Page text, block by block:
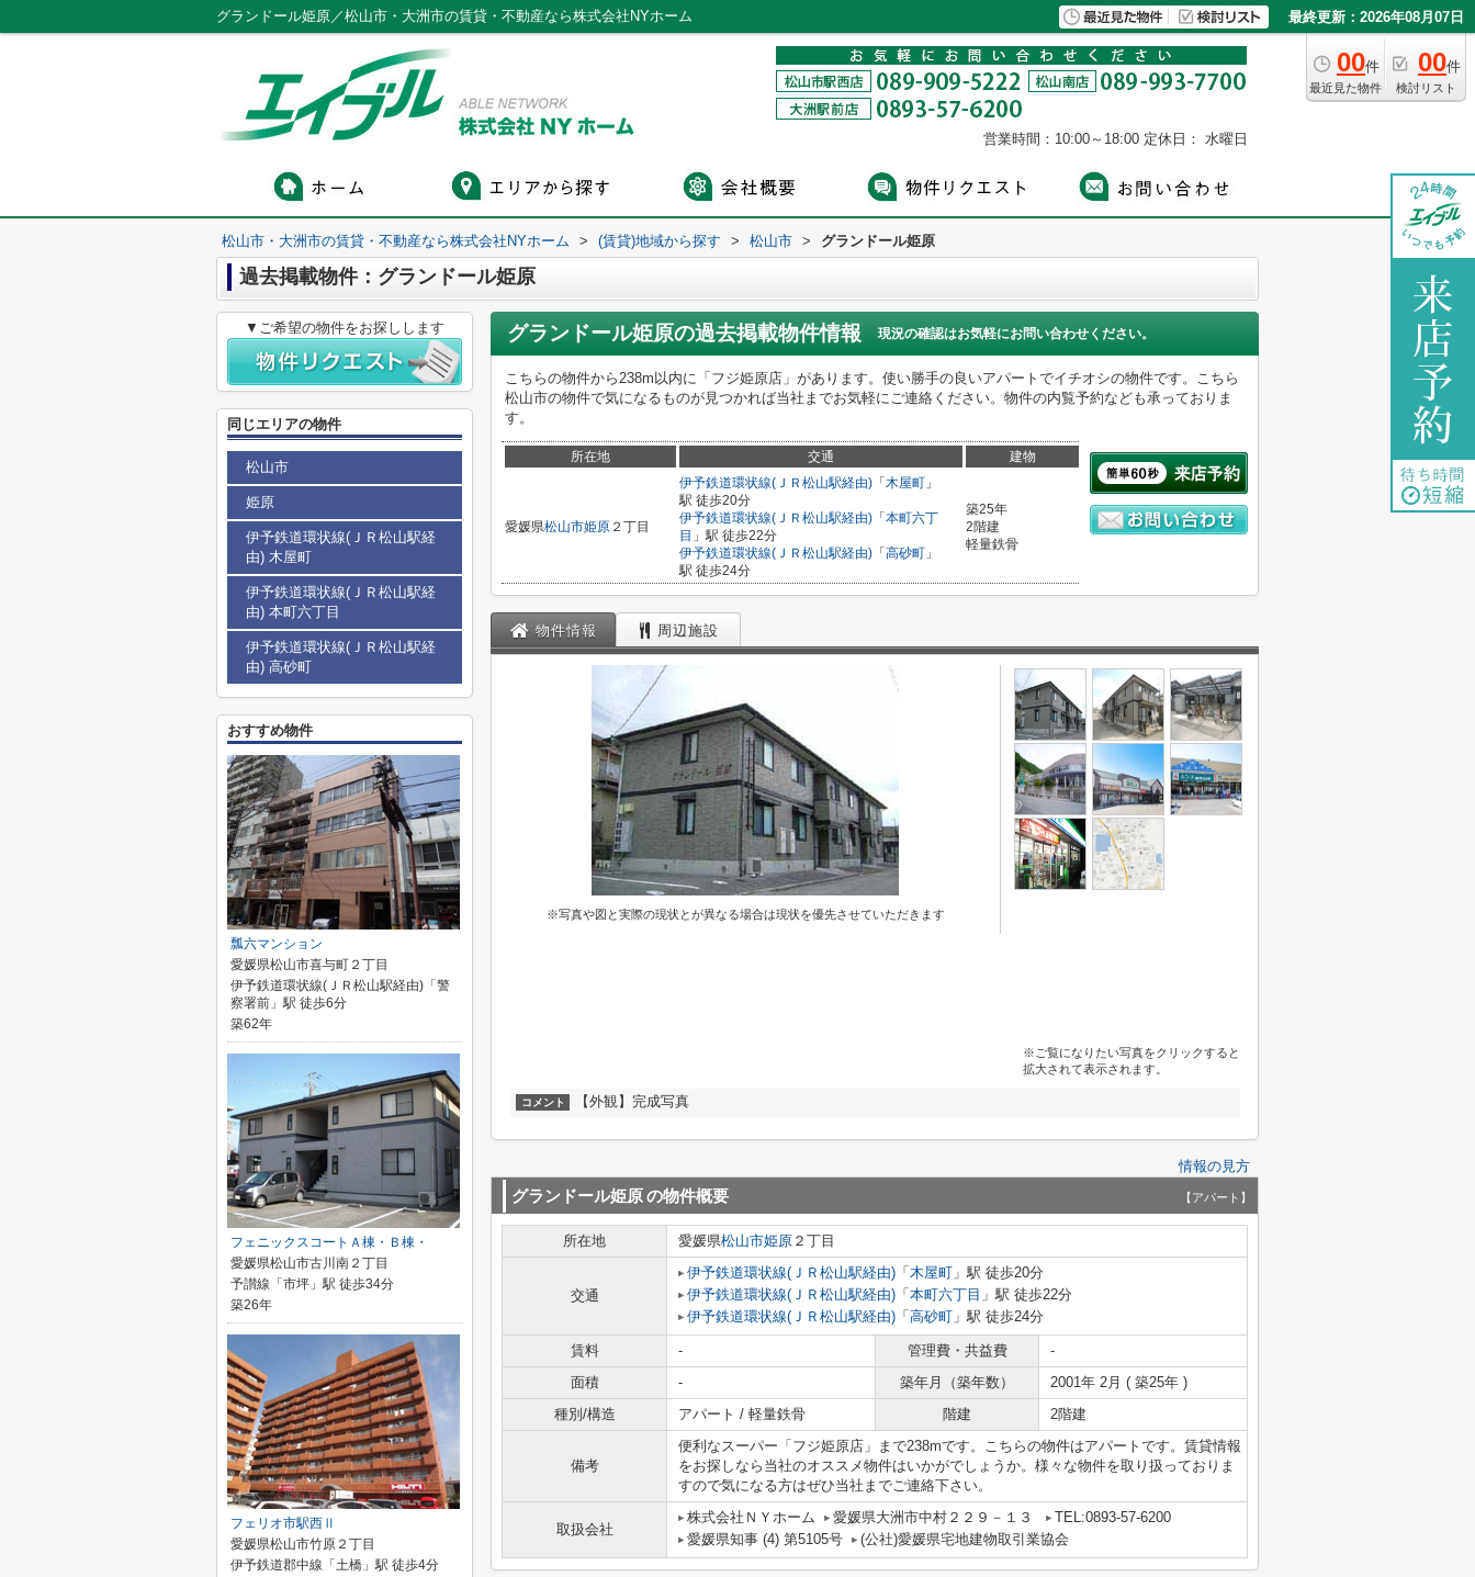
グランドール姫原／松山市・大洲市の賃貸・不動産なら株式会社NYホーム 最終更新：2026年08月07日
00件
最近見た物件
00件
検討リスト
営業時間：10:00～18:00 定休日： 水曜日
松山市・大洲市の賃貸・不動産なら株式会社NYホーム > (賃貸)地域から探す > 松山市 > グランドール姫原
過去掲載物件：グランドール姫原
グランドール姫原の過去掲載物件情報 現況の確認はお気軽にお問い合わせください。
こちらの物件から238m以内に「フジ姫原店」があります。使い勝手の良いアパートでイチオシの物件です。こちら
松山市の物件で気になるものが見つかれば当社までお気軽にご連絡ください。物件の内覧予約なども承っておりま
す。
所在地 交通 建物
愛媛県松山市姫原 ２丁目
伊予鉄道環状線(ＪＲ松山駅経由) 「 木屋町 」
駅 徒歩20分
伊予鉄道環状線(ＪＲ松山駅経由) 「 本町六丁
目 」駅 徒歩22分
伊予鉄道環状線(ＪＲ松山駅経由) 「 高砂町 」
駅 徒歩24分
築25年
2階建
軽量鉄骨
物件情報 周辺施設
※写真や図と実際の現状とが異なる場合は現状を優先させていただきます
※ご覧になりたい写真をクリックすると
拡大されて表示されます。
コメント 【外観】完成写真
情報の見方
グランドール姫原 の物件概要 【アパート】
所在地 愛媛県松山市姫原 ２丁目
交通
伊予鉄道環状線(ＪＲ松山駅経由) 「 木屋町 」駅 徒歩20分
伊予鉄道環状線(ＪＲ松山駅経由) 「 本町六丁目 」駅 徒歩22分
伊予鉄道環状線(ＪＲ松山駅経由) 「 高砂町 」駅 徒歩24分
賃料 - 管理費・共益費
-
面積
- 築年月（築年数）
2001年 2月 ( 築25年 )
種別/構造
アパート / 軽量鉄骨 階建 2階建
備考
便利なスーパー「フジ姫原店」まで238mです。こちらの物件はアパートです。賃貸情報
をお探しなら当社のオススメ物件はいかがでしょうか。様々な物件を取り扱っておりま
すので気になる方はぜひ当社までご連絡下さい。
取扱会社
株式会社ＮＹホーム 愛媛県大洲市中村２２９－１３
TEL:0893-57-6200
愛媛県知事 (4) 第5105号
(公社)愛媛県宅地建物取引業協会
▼ご希望の物件をお探しします
同じエリアの物件
松山市
姫原
伊予鉄道環状線(ＪＲ松山駅経
由) 木屋町
伊予鉄道環状線(ＪＲ松山駅経
由) 本町六丁目
伊予鉄道環状線(ＪＲ松山駅経
由) 高砂町
おすすめ物件
瓢六マンション
愛媛県松山市喜与町２丁目
伊予鉄道環状線(ＪＲ松山駅経由)「警
察署前」駅 徒歩6分
築62年
フェニックスコートＡ棟・Ｂ棟・
愛媛県松山市古川南２丁目
予讃線「市坪」駅 徒歩34分
築26年
フェリオ市駅西Ⅱ
愛媛県松山市竹原２丁目
伊予鉄道郡中線「土橋」駅 徒歩4分